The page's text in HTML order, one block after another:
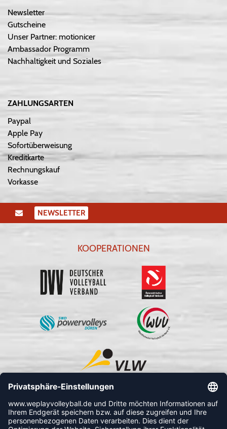
Newsletter
Gutscheine
Unser Partner: motionicer
Ambassador Programm
Nachhaltigkeit und Soziales
ZAHLUNGSARTEN
Paypal
Apple Pay
Sofortüberweisung
Kreditkarte
Rechnungskauf
Vorkasse
NEWSLETTER
KOOPERATIONEN
FOLLOW US